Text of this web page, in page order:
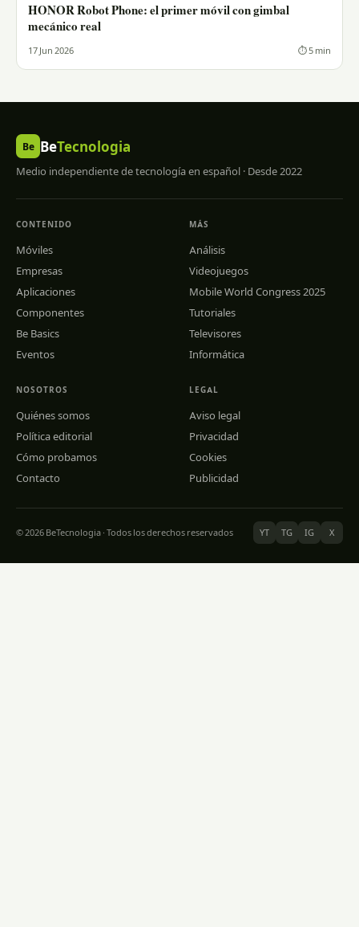
HONOR Robot Phone: el primer móvil con gimbal
mecánico real
17 Jun 2026 ⏱ 5 min
Be BeTecnologia
Medio independiente de tecnología en español · Desde 2022
CONTENIDO
Móviles
Empresas
Aplicaciones
Componentes
Be Basics
Eventos
MÁS
Análisis
Videojuegos
Mobile World Congress 2025
Tutoriales
Televisores
Informática
NOSOTROS
Quiénes somos
Política editorial
Cómo probamos
Contacto
LEGAL
Aviso legal
Privacidad
Cookies
Publicidad
© 2026 BeTecnologia · Todos los derechos reservados YT TG IG X